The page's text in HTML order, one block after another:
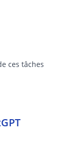
ces tâches